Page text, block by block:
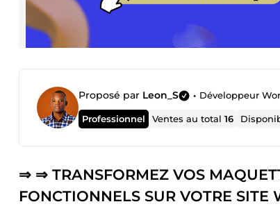
Proposé par Leon_S • Développeur
Professionnel Ventes au total16
⇒ ⇒ TRANSFORMEZ VOS
FONCTIONNELS SUR VOTRE